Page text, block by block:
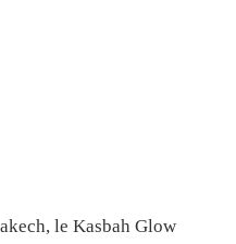
le Kasbah Glow